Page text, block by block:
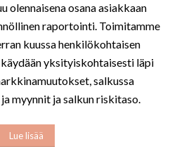
olennaisena osana asiakkaan
raportointi. Toimitamme
kuussa henkilökohtaisen
yksityiskohtaisesti läpi
salkussa
myynnit ja salkun riskitaso.
Lue lisää